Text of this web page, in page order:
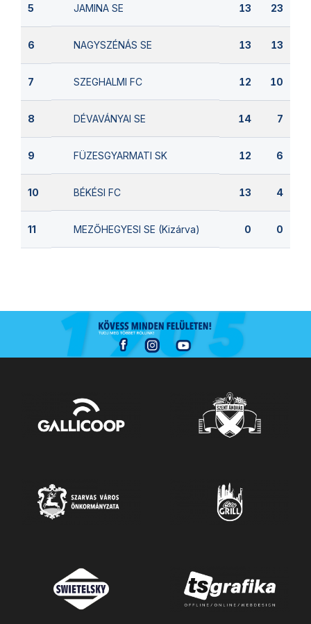
5 JAMINA SE 13 23
6 NAGYSZÉNÁS SE 13 13
7 SZEGHALMI FC 12 10
8 DÉVAVÁNYAI SE 14 7
9 FÜZESGYARMATI SK 12 6
10 BÉKÉSI FC 13 4
11 MEZŐHEGYESI SE (Kizárva) 0 0